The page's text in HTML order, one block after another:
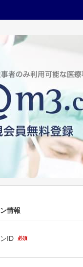
情報
ID 必須